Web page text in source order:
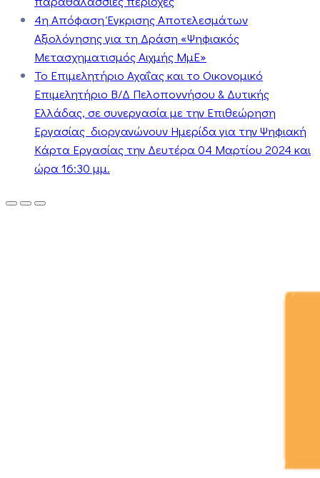
4η Απόφαση Έγκρισης Αποτελεσμάτων
Αξιολόγησης για τη Δράση «Ψηφιακός
Μετασχηματισμός Αιχμής ΜμΕ»
Το Επιμελητήριο Αχαΐας και το Οικονομικό
Επιμελητήριο Β/Δ Πελοποννήσου & Δυτικής
Ελλάδας, σε συνεργασία με την Επιθεώρηση
Εργασίας διοργανώνουν Ημερίδα για την Ψηφιακή
Κάρτα Εργασίας την Δευτέρα 04 Μαρτίου 2024 και
ώρα 16:30 μμ.